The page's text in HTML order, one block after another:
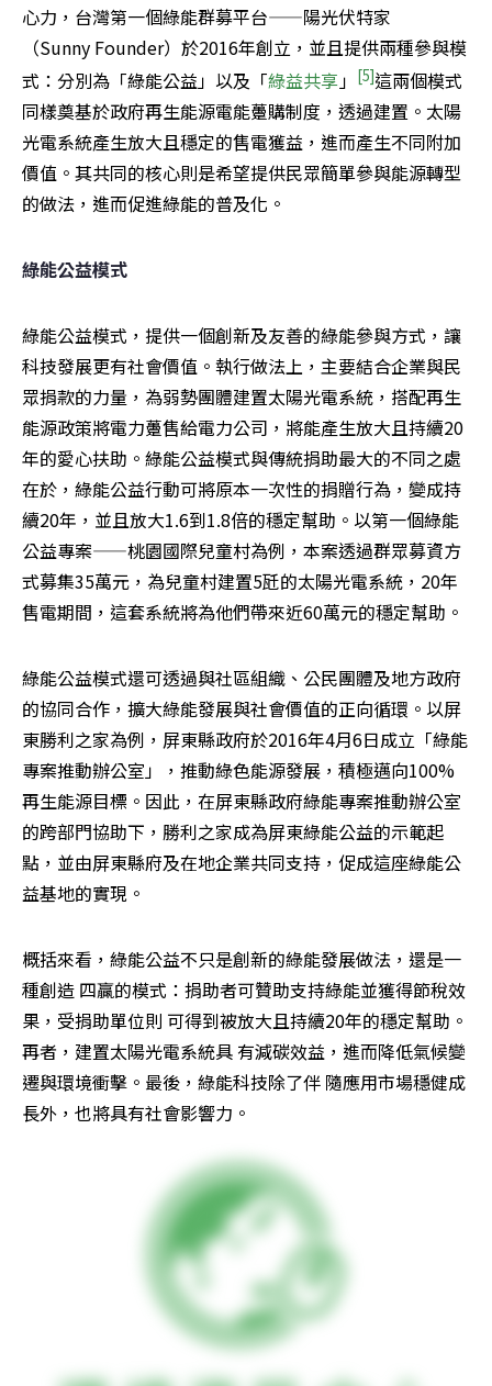
心力，台灣第一個綠能群募平台——陽光伏特家
（Sunny Founder）於2016年創立，並且提供兩種參與模
式：分別為「綠能公益」以及「綠益共享」 [5]這兩個模式
同樣奠基於政府再生能源電能躉購制度，透過建置。太陽
光電系統產生放大且穩定的售電獲益，進而產生不同附加
價值。其共同的核心則是希望提供民眾簡單參與能源轉型
的做法，進而促進綠能的普及化。
綠能公益模式
綠能公益模式，提供一個創新及友善的綠能參與方式，讓
科技發展更有社會價值。執行做法上，主要結合企業與民
眾捐款的力量，為弱勢團體建置太陽光電系統，搭配再生
能源政策將電力躉售給電力公司，將能產生放大且持續20
年的愛心扶助。綠能公益模式與傳統捐助最大的不同之處
在於，綠能公益行動可將原本一次性的捐贈行為，變成持
續20年，並且放大1.6到1.8倍的穩定幫助。以第一個綠能
公益專案——桃園國際兒童村為例，本案透過群眾募資方
式募集35萬元，為兒童村建置5瓩的太陽光電系統，20年
售電期間，這套系統將為他們帶來近60萬元的穩定幫助。
綠能公益模式還可透過與社區組織、公民團體及地方政府
的協同合作，擴大綠能發展與社會價值的正向循環。以屏
東勝利之家為例，屏東縣政府於2016年4月6日成立「綠能
專案推動辦公室」，推動綠色能源發展，積極邁向100%
再生能源目標。因此，在屏東縣政府綠能專案推動辦公室
的跨部門協助下，勝利之家成為屏東綠能公益的示範起
點，並由屏東縣府及在地企業共同支持，促成這座綠能公
益基地的實現。
概括來看，綠能公益不只是創新的綠能發展做法，還是一
種創造 四贏的模式：捐助者可贊助支持綠能並獲得節稅效
果，受捐助單位則 可得到被放大且持續20年的穩定幫助。
再者，建置太陽光電系統具 有減碳效益，進而降低氣候變
遷與環境衝擊。最後，綠能科技除了伴 隨應用市場穩健成
長外，也將具有社會影響力。